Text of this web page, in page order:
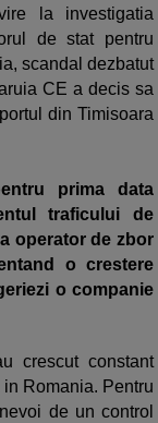
la investigatia
de stat pentru
scandal dezbatut
CE a decis sa
din Timisoara
prima data
traficului de
operator de zbor
o crestere
o companie
crescut constant
Romania. Pentru
de un control